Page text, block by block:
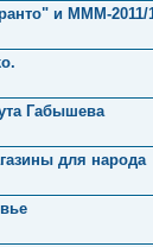
и MMM-2011/
Габышева
для народа